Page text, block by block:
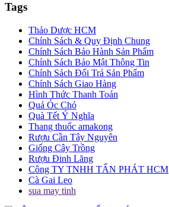
Tags
Thảo Dược HCM
Chính Sách & Quy Định Chung
Chính Sách Bảo Hành Sản Phẩm
Chính Sách Bảo Mật Thông Tin
Chính Sách Đổi Trả Sản Phẩm
Chính Sách Giao Hàng
Hình Thức Thanh Toán
Quả Óc Chó
Quà Tết Ý Nghĩa
Thang thuốc amakong
Rượu Cần Tây Nguyên
Giống Cây Trồng
Rượu Đinh Lăng
Công TY TNHH TẤN PHÁT HCM
Cà Gai Leo
sua may tinh